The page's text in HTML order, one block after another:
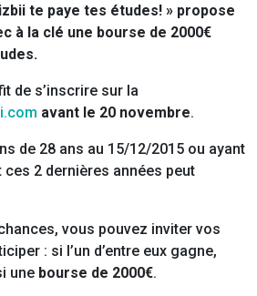
te paye tes études! » propose
à la clé une bourse de 2000€
de s’inscrire sur la
avant le 20 novembre.
de 28 ans au 15/12/2015 ou ayant
ces 2 dernières années peut
vous pouvez inviter vos
: si l’un d’entre eux gagne,
une bourse de 2000€.